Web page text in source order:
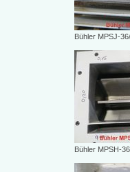
Bühler MPSJ-
Bühler MPSH-